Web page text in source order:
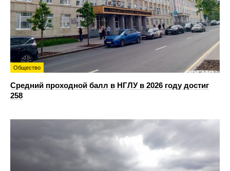
Общество
Средний проходной балл в НГЛУ в 2026 году достиг
258